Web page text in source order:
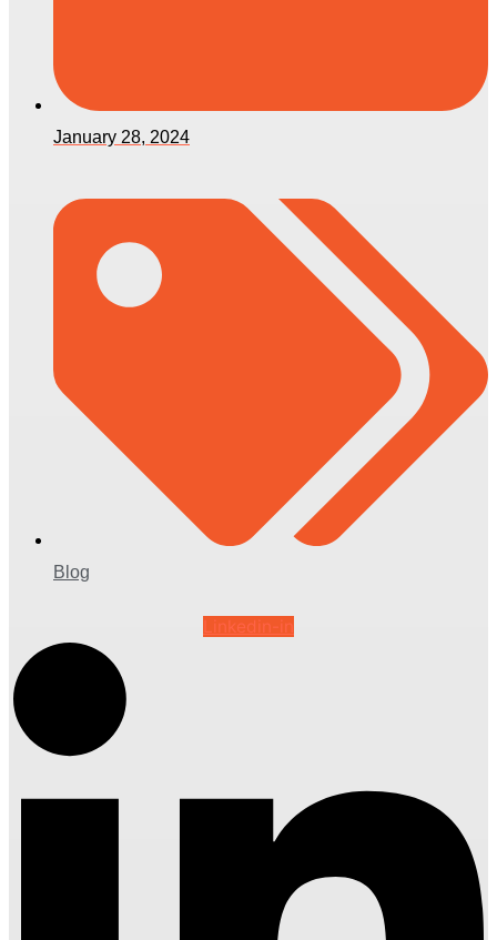
January 28, 2024
Blog
Linkedin-in